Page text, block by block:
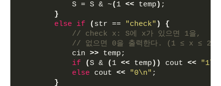
            S = S & ~
( 1 << temp ) ;
}
else
if ( str == "check" )
{
// check x: S에 x가 있으면 1을,
// 없으면 0을 출력한다. (1 ≤ x ≤ 20)
            cin
>> temp;
if
(S & ( 1 << temp )) cout <<
else cout << "0\n" ;
}